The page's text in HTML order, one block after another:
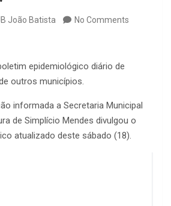
João Batista No Comments
epidemiológico diário de
outros municípios.
informada a Secretaria Municipal
de Simplício Mendes divulgou o
atualizado deste sábado (18).